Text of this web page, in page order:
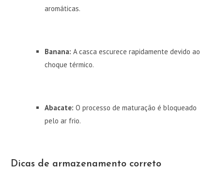
aromáticas.
Banana: A casca escurece rapidamente devido ao
choque térmico.
Abacate: O processo de maturação é bloqueado
pelo ar frio.
Dicas de armazenamento correto